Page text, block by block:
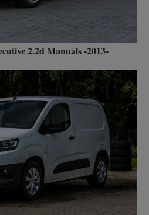
2.2d Manuāls -2013-